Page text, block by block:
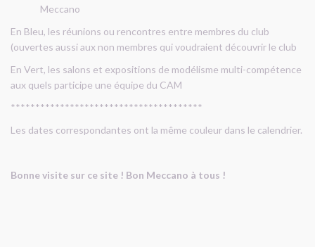
Meccano
En Bleu, les réunions ou rencontres entre membres du club
(ouvertes aussi aux non membres qui voudraient découvrir le club
En Vert, les salons et expositions de modélisme multi-compétence
aux quels participe une équipe du CAM
***************************************
Les dates correspondantes ont la même couleur dans le calendrier.
Bonne visite sur ce site ! Bon Meccano à tous !